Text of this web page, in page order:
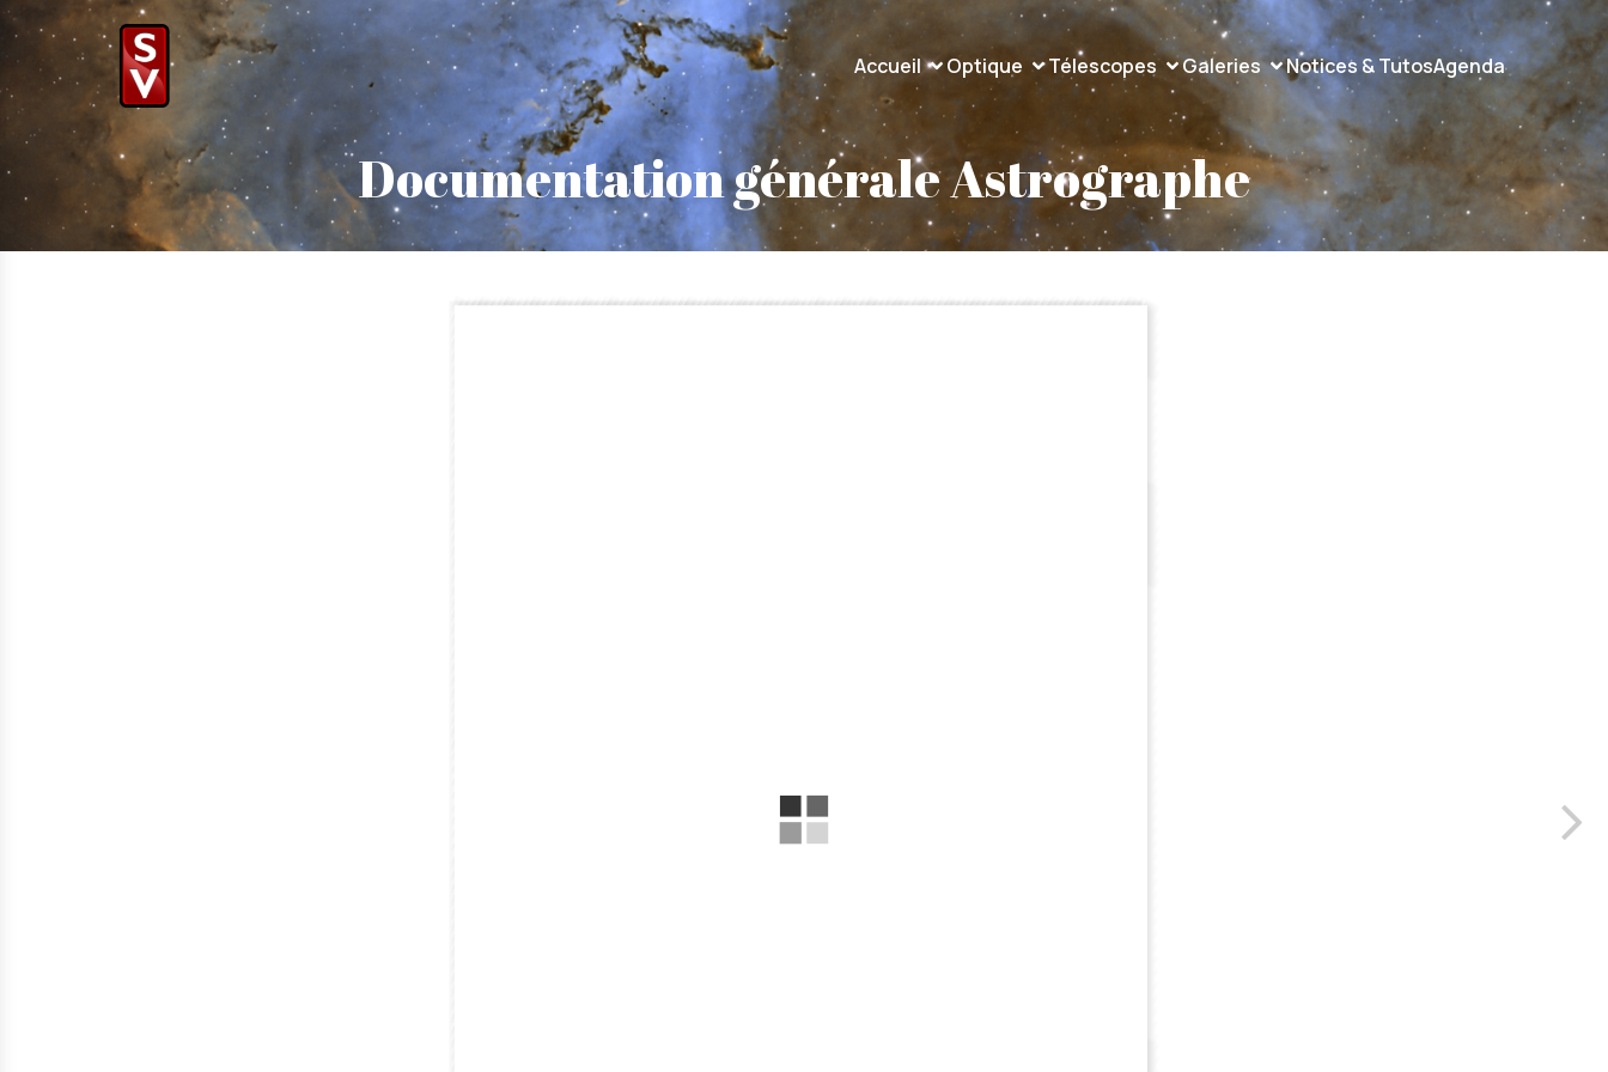
Accueil Optique Télescopes Galeries Notices & TutosAgenda
Documentation générale Astrographe